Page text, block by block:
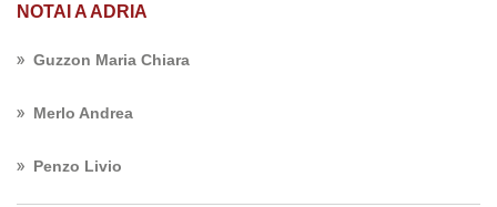
NOTAI A ADRIA
Guzzon Maria Chiara
Merlo Andrea
Penzo Livio